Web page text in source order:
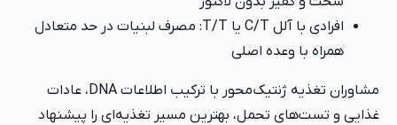
افرادی با آلل C/T یا T/T: مصرف لبنیات در حد متعادل
همراه با وعده اصلی
مشاوران تغذیه ژنتیک‌محور با ترکیب اطلاعات DNA، عادات
غذایی و تست‌های تحمل، بهترین مسیر تغذیه‌ای را پیشنهاد